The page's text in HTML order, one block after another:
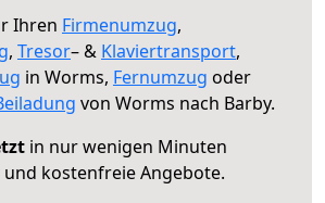
Ihren Firmenumzug,
, Tresor– & Klaviertransport,
in Worms, Fernumzug oder
von Worms nach Barby.
in nur wenigen Minuten
kostenfreie Angebote.